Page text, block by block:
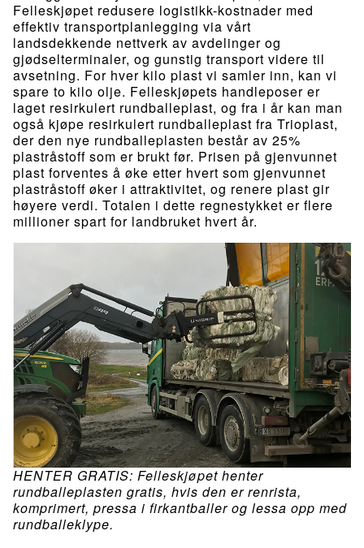
Felleskjøpet redusere logistikk-kostnader med
effektiv transportplanlegging via vårt
landsdekkende nettverk av avdelinger og
gjødselterminaler, og gunstig transport videre til
avsetning. For hver kilo plast vi samler inn, kan vi
spare to kilo olje. Felleskjøpets handleposer er
laget resirkulert rundballeplast, og fra i år kan man
også kjøpe resirkulert rundballeplast fra Trioplast,
der den nye rundballeplasten består av 25%
plastråstoff som er brukt før. Prisen på gjenvunnet
plast forventes å øke etter hvert som gjenvunnet
plastråstoff øker i attraktivitet, og renere plast gir
høyere verdi. Totalen i dette regnestykket er flere
millioner spart for landbruket hvert år.
HENTER GRATIS: Felleskjøpet henter
rundballeplasten gratis, hvis den er renrista,
komprimert, pressa i firkantballer og lessa opp med
rundballeklype.